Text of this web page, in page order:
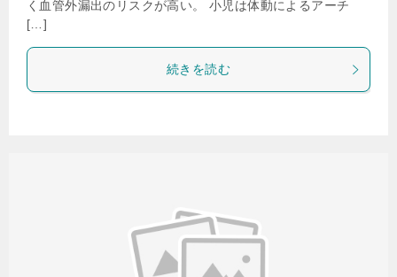
く血管外漏出のリスクが高い。 小児は体動によるアーチ
[…]
続きを読む